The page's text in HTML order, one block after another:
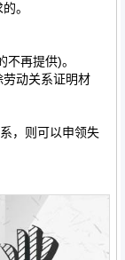
。
再提供)。
动关系证明材
，则可以申领失